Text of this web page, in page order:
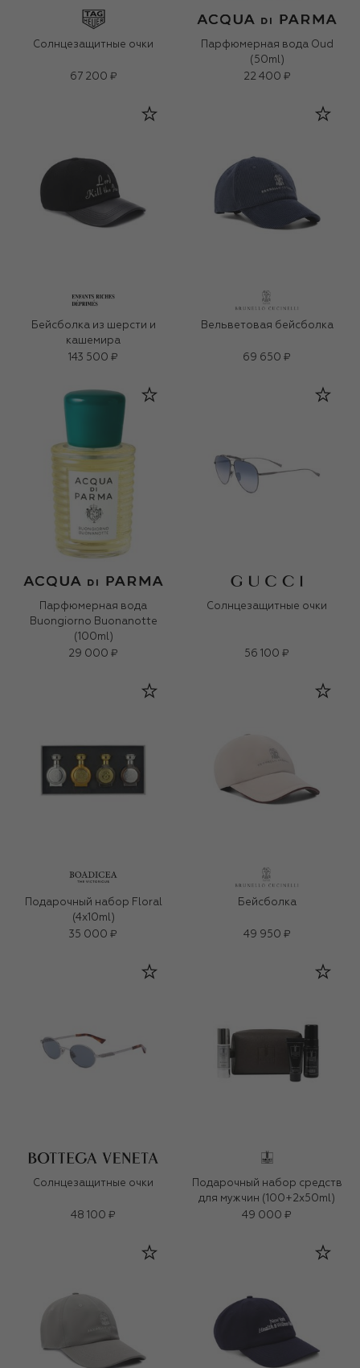
Солнцезащитные очки
67 200 ₽
Парфюмерная вода Oud
(50ml)
22 400 ₽
Бейсболка из шерсти и
кашемира
143 500 ₽
Вельветовая бейсболка
69 650 ₽
Парфюмерная вода
Buongiorno Buonanotte
(100ml)
29 000 ₽
Солнцезащитные очки
56 100 ₽
Подарочный набор Floral
(4x10ml)
35 000 ₽
Бейсболка
49 950 ₽
Солнцезащитные очки
48 100 ₽
Подарочный набор средств
для мужчин (100+2x50ml)
49 000 ₽